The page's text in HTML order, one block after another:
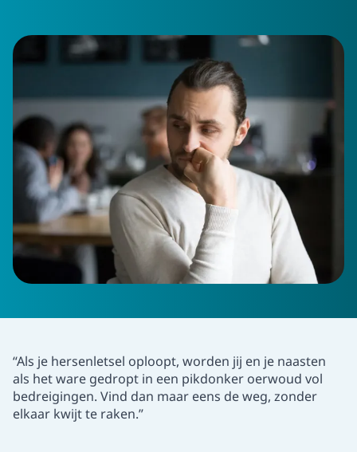
“Als je hersenletsel oploopt, worden jij en je naasten
als het ware gedropt in een pikdonker oerwoud vol
bedreigingen. Vind dan maar eens de weg, zonder
elkaar kwijt te raken.”